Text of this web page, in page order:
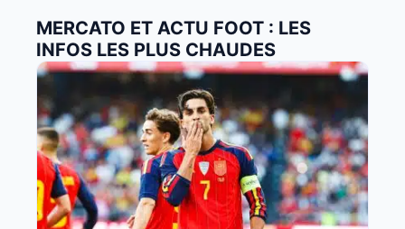
MERCATO ET ACTU FOOT : LES
INFOS LES PLUS CHAUDES